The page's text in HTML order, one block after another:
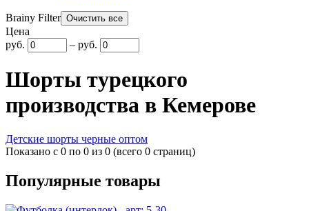
Brainy Filter
Цена
руб.
– руб.
Шорты турецкого
производства в Кемерове
Детские шорты черные оптом
Показано с 0 по 0 из 0 (всего 0 страниц)
Популярные товары